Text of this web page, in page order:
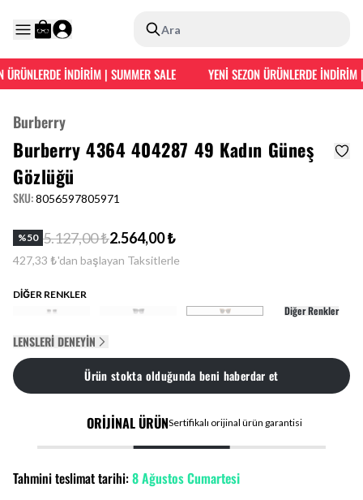
Ara
ÜRÜNLERDE İNDİRİM | SUMMER SALE YENİ SEZON ÜRÜNLERDE İNDİRİM
Burberry
Burberry 4364 404287 49 Kadın Güneş
Gözlüğü
SKU:8056597805971
%50 5.127,00 ₺2.564,00 ₺
427,33 ₺'dan başlayan Taksitlerle
DİĞER RENKLER
Diğer Renkler
LENSLERI DENEYIN
Ürün stokta olduğunda beni haberdar et
ORİJİNAL ÜRÜNSertifikalı orijinal ürün garantisi
Tahmini teslimat tarihi:8 Ağustos Cumartesi